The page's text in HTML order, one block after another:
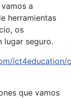
a
herramientas
os
lugar seguro.
ict4education/
que vamos